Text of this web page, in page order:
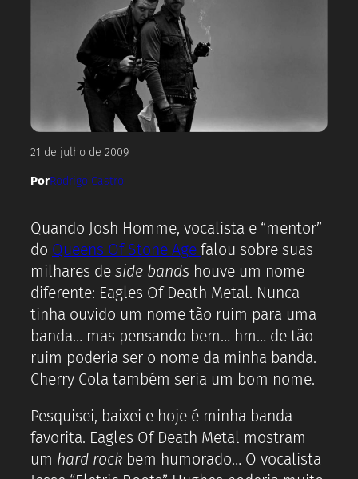
21 de julho de 2009
PorRodrigo Castro
Quando Josh Homme, vocalista e “mentor”
do Queens Of Stone Age falou sobre suas
milhares de side bands houve um nome
diferente: Eagles Of Death Metal. Nunca
tinha ouvido um nome tão ruim para uma
banda… mas pensando bem… hm… de tão
ruim poderia ser o nome da minha banda.
Cherry Cola também seria um bom nome.
Pesquisei, baixei e hoje é minha banda
favorita. Eagles Of Death Metal mostram
um hard rock bem humorado… O vocalista